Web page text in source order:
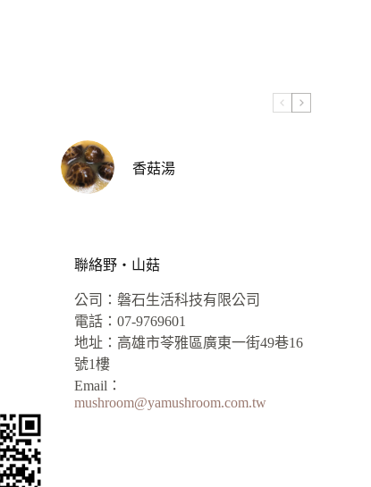
香菇湯
聯絡野‧山菇
公司：磐石生活科技有限公司
電話：07-9769601
地址：高雄市苓雅區廣東一街49巷16
號1樓
Email：
mushroom@yamushroom.com.tw